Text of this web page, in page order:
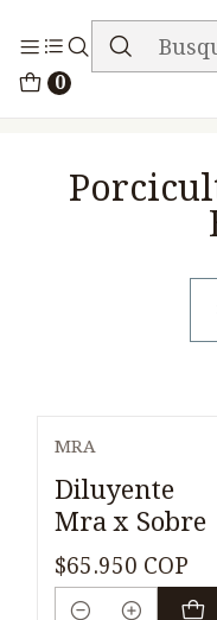
0
ENVIO
MRA
Diluyente
Mra x Sobre
$65.950 COP